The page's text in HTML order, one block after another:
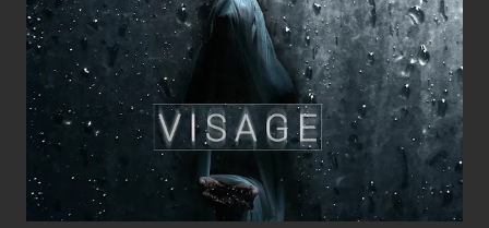
zapewne gigant z Redmond chciałbym o tym zapomnieć,
gdyż Microsoft od jakiegoś już czasu jest firmą Open
Source. Pierwszą zmianą na plus było zatrudnienie w 2004
roku Billa Hilfa, lidera działu Open Source w IBM. Jak sam
twierdzi, Microsoft zatrudnił go, gdyż firma nie wiedziała
czym jest i jak działa idea otwartego oprogramowania. Zaś
już od 2006 roku Microsoft był kontrybut...